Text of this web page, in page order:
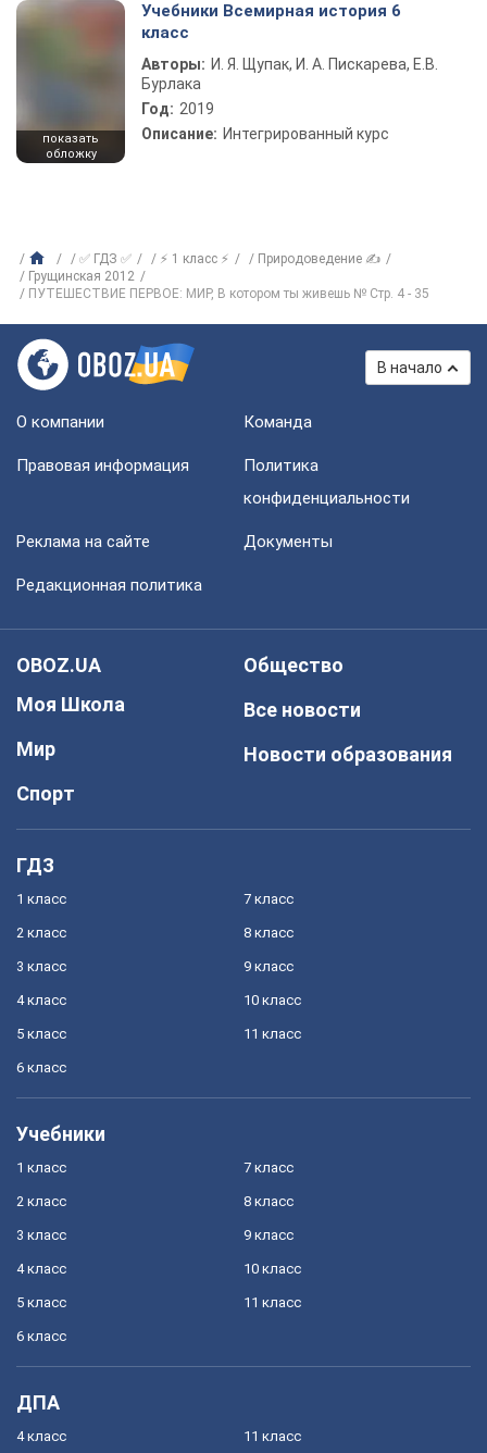
показать
обложку
Учебники Всемирная история 6
класс
Авторы: И. Я. Щупак, И. А. Пискарева, Е.В.
Бурлака
Год: 2019
Описание: Интегрированный курс
✅ ГДЗ ✅ ⚡ 1 класс ⚡
Природоведение ✍
Грущинская 2012
ПУТЕШЕСТВИЕ ПЕРВОЕ: МИР, В котором ты живешь № Стр. 4 - 35
В начало
О компании Команда
Правовая информация
Политика
конфиденциальности
Реклама на сайте Документы
Редакционная политика
OBOZ.UA
Моя Школа
Мир
Спорт
Общество
Все новости
Новости образования
ГДЗ
1 класс
2 класс
3 класс
4 класс
5 класс
6 класс
7 класс
8 класс
9 класс
10 класс
11 класс
Учебники
1 класс
2 класс
3 класс
4 класс
5 класс
6 класс
7 класс
8 класс
9 класс
10 класс
11 класс
ДПА
4 класс 11 класс